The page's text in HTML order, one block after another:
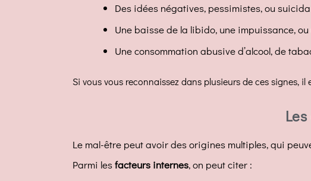
Des idées négatives, pessimistes, ou
Une baisse de la libido, une impuissance,
Une consommation abusive d’alcool, de
Si vous vous reconnaissez dans plusieurs de ces signes,
Le mal-être peut avoir des origines multiples, qui
Parmi lesfacteurs internes, on peut citer :